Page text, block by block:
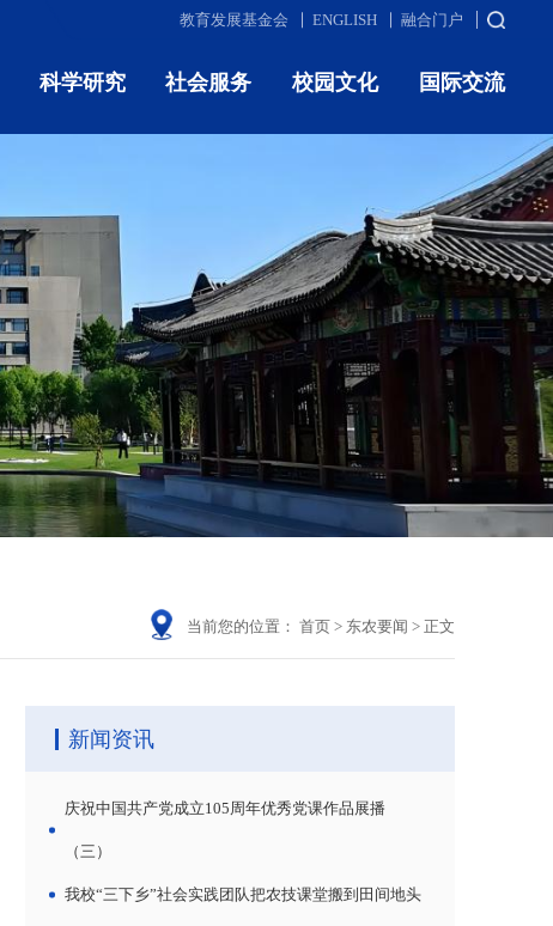
教育发展基金会 ENGLISH 融合门户
科学研究 社会服务 校园文化 国际交流
当前您的位置： 首页 > 东农要闻 > 正文
新闻资讯
庆祝中国共产党成立105周年优秀党课作品展播
（三）
我校“三下乡”社会实践团队把农技课堂搬到田间地头